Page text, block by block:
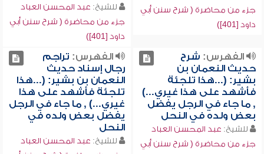
جزء من محاضرة ( شرح سنن أبي
داود [401])
للشيخ: عبد المحسن العباد
جزء من محاضرة ( شرح سنن أبي
داود [401])
الفهرس: شرح
حديث النعمان بن
بشير: (...هذا تلجئة
فأشهد على هذا غيري...)
, ما جاء في الرجل يفضل
بعض ولده في النحل
للشيخ: عبد المحسن العباد
جزء من محاضرة ( شرح سنن أبي
الفهرس: تراجم
رجال إسناد حديث
النعمان بن بشير: (...هذا
تلجئة فأشهد على هذا
غيري...) , ما جاء في الرجل
يفضل بعض ولده في
النحل
للشيخ: عبد المحسن العباد